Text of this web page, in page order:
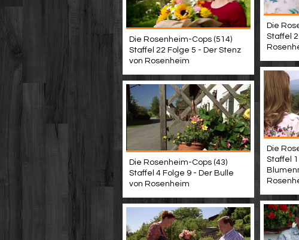
Die
Staffel
Die Rosenheim-Cops (514)
Staffel 22 Folge 5 - Der Stenz
von Rosenheim
Die
Staffel
Die Rosenheim-Cops (43)
Staffel 4 Folge 9 - Der Bulle
von Rosenheim